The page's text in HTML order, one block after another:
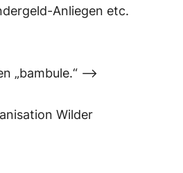
Anliegen etc.
„bambule.“ –>
Wilder